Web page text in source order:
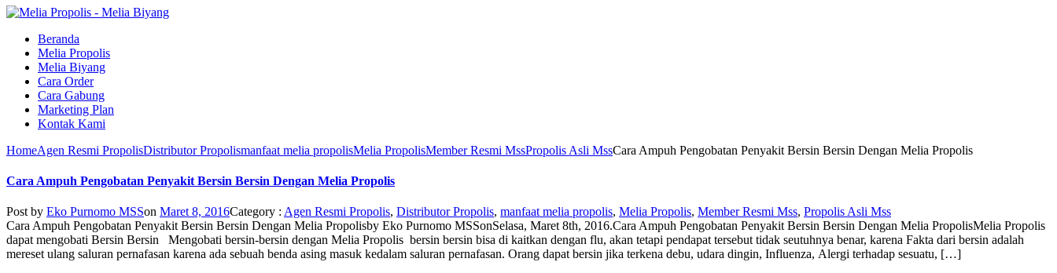
Beranda
Melia Propolis
Melia Biyang
Cara Order
Cara Gabung
Marketing Plan
Kontak Kami
HomeAgen Resmi PropolisDistributor Propolismanfaat melia propolisMelia PropolisMember Resmi MssPropolis Asli MssCara Ampuh Pengobatan Penyakit Bersin Bersin Dengan Melia Propolis
Cara Ampuh Pengobatan Penyakit Bersin Bersin Dengan Melia Propolis
Post by Eko Purnomo MSSon Maret 8, 2016Category : Agen Resmi Propolis, Distributor Propolis, manfaat melia propolis, Melia Propolis, Member Resmi Mss, Propolis Asli Mss
Cara Ampuh Pengobatan Penyakit Bersin Bersin Dengan Melia Propolisby Eko Purnomo MSSonSelasa, Maret 8th, 2016.Cara Ampuh Pengobatan Penyakit Bersin Bersin Dengan Melia PropolisMelia Propolis
dapat mengobati Bersin Bersin Mengobati bersin-bersin dengan Melia Propolis bersin bersin bisa di kaitkan dengan flu, akan tetapi pendapat tersebut tidak seutuhnya benar, karena Fakta dari bersin adalah
mereset ulang saluran pernafasan karena ada sebuah benda asing masuk kedalam saluran pernafasan. Orang dapat bersin jika terkena debu, udara dingin, Influenza, Alergi terhadap sesuatu, […]